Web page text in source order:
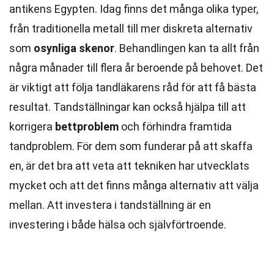
antikens Egypten. Idag finns det många olika typer,
från traditionella metall till mer diskreta alternativ
som osynliga skenor. Behandlingen kan ta allt från
några månader till flera år beroende på behovet. Det
är viktigt att följa tandläkarens råd för att få bästa
resultat. Tandställningar kan också hjälpa till att
korrigera bettproblem och förhindra framtida
tandproblem. För dem som funderar på att skaffa
en, är det bra att veta att tekniken har utvecklats
mycket och att det finns många alternativ att välja
mellan. Att investera i tandställning är en
investering i både hälsa och självförtroende.